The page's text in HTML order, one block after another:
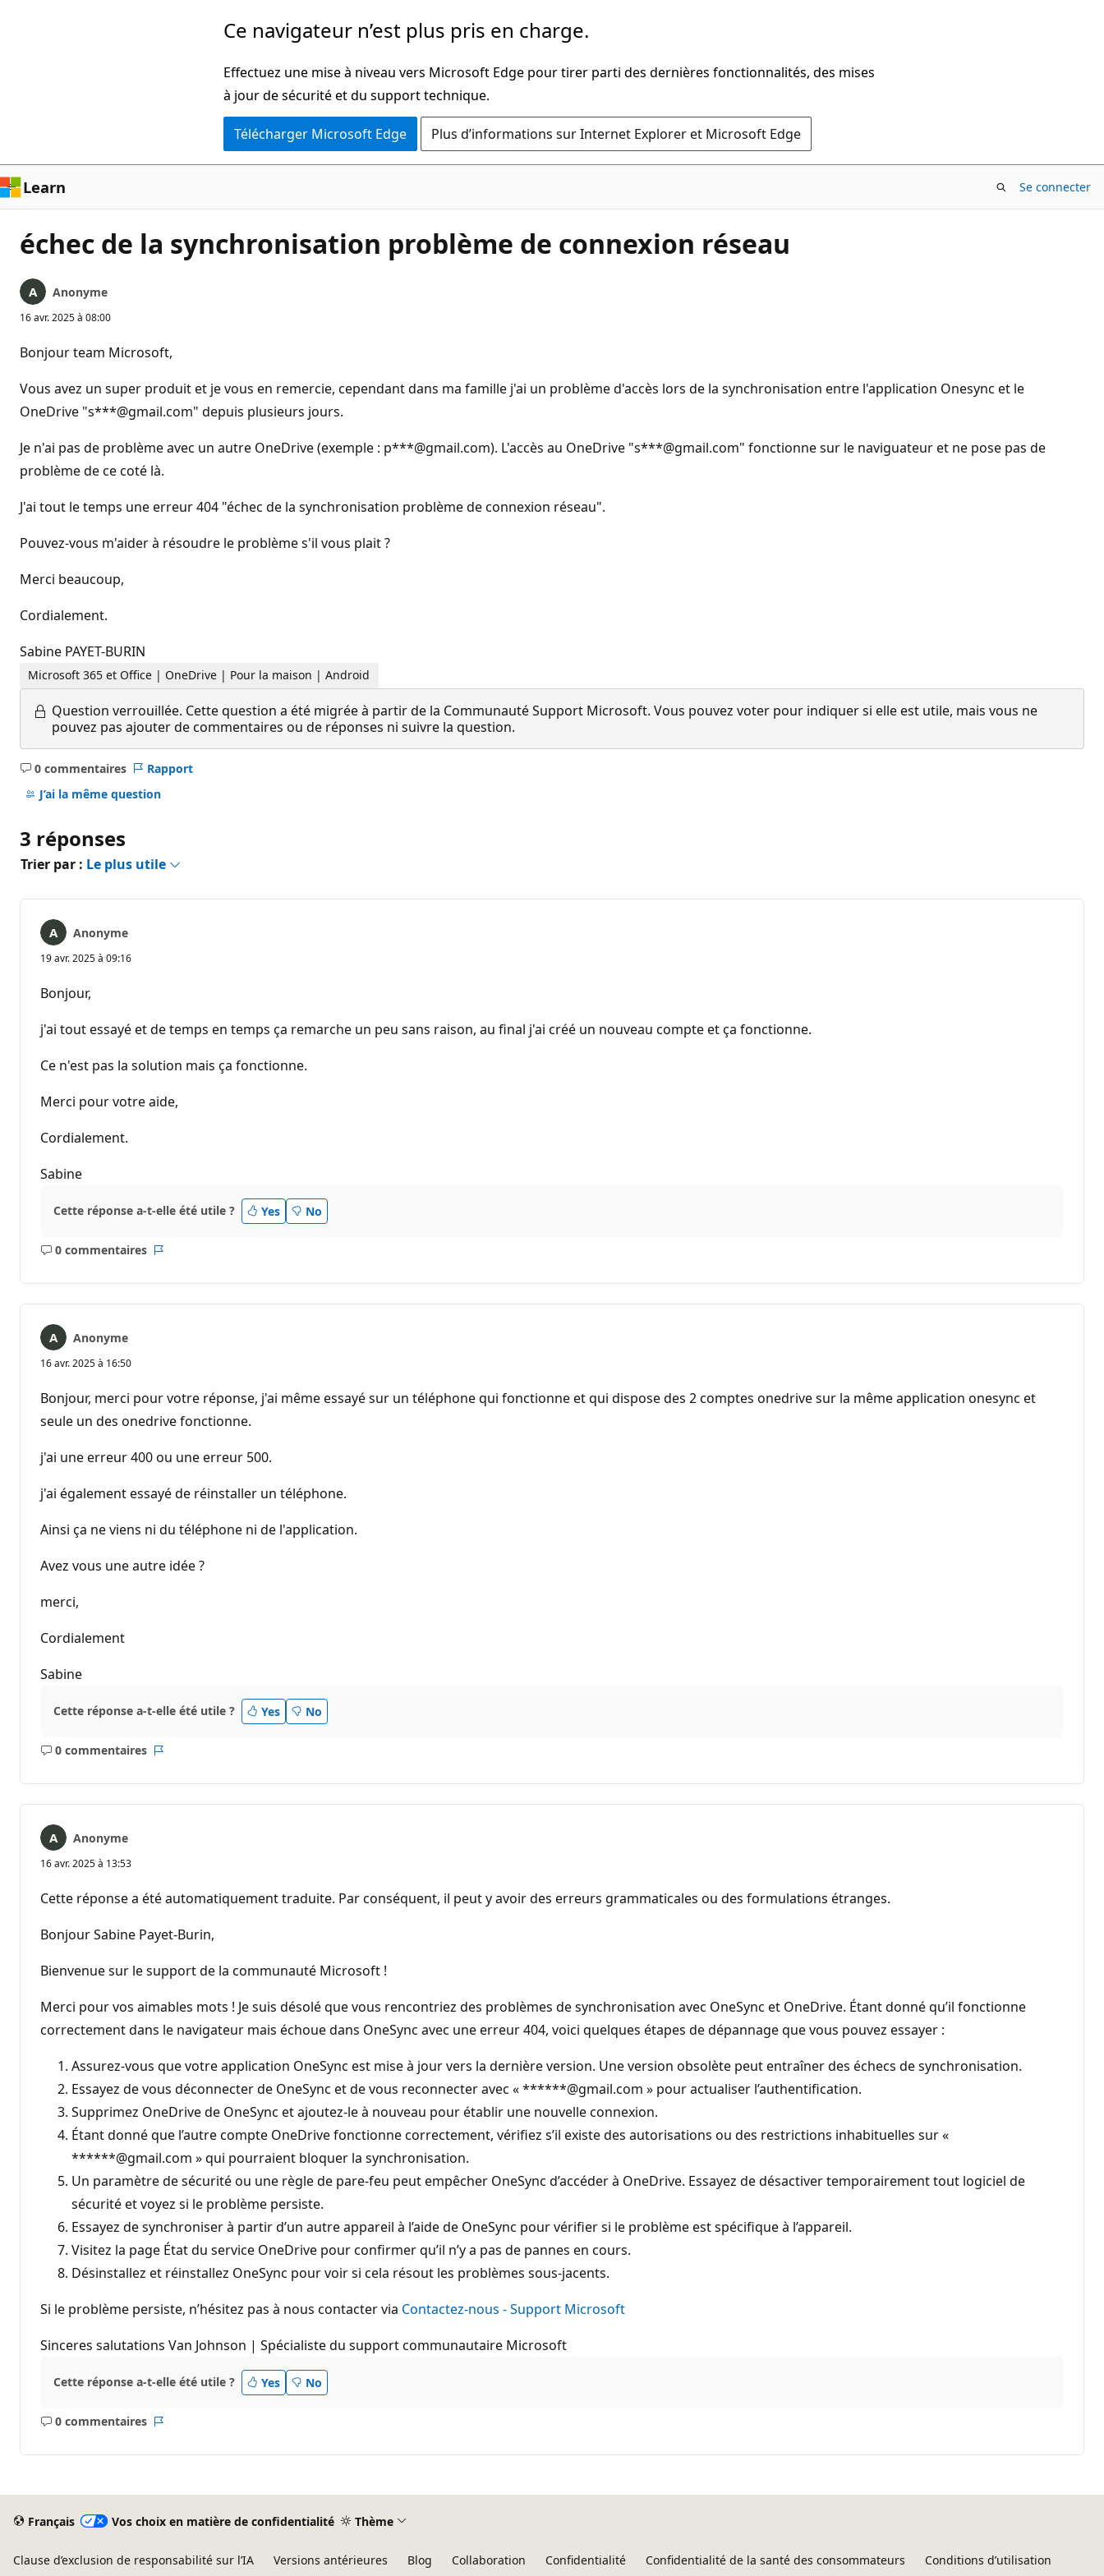
Ce navigateur n’est plus pris en charge.
Effectuez une mise à niveau vers Microsoft Edge pour tirer parti des dernières fonctionnalités, des mises
à jour de sécurité et du support technique.
Télécharger Microsoft Edge Plus d’informations sur Internet Explorer et Microsoft Edge
Learn Se connecter
échec de la synchronisation problème de connexion réseau
Anonyme
16 avr. 2025 à 08:00
Bonjour team Microsoft,
Vous avez un super produit et je vous en remercie, cependant dans ma famille j'ai un problème d'accès lors de la synchronisation entre l'application Onesync et le
OneDrive "s***@gmail.com" depuis plusieurs jours.
Je n'ai pas de problème avec un autre OneDrive (exemple : p***@gmail.com). L'accès au OneDrive "s***@gmail.com" fonctionne sur le naviguateur et ne pose pas de
problème de ce coté là.
J'ai tout le temps une erreur 404 "échec de la synchronisation problème de connexion réseau".
Pouvez-vous m'aider à résoudre le problème s'il vous plait ?
Merci beaucoup,
Cordialement.
Sabine PAYET-BURIN
Microsoft 365 et Office | OneDrive | Pour la maison | Android
Question verrouillée. Cette question a été migrée à partir de la Communauté Support Microsoft. Vous pouvez voter pour indiquer si elle est utile, mais vous ne
pouvez pas ajouter de commentaires ou de réponses ni suivre la question.
0 commentaires
Aucun
commentaire
Rapport
J’ai la même question
3 réponses
Trier par : Le plus utile
Anonyme
19 avr. 2025 à 09:16
Bonjour,
j'ai tout essayé et de temps en temps ça remarche un peu sans raison, au final j'ai créé un nouveau compte et ça fonctionne.
Ce n'est pas la solution mais ça fonctionne.
Merci pour votre aide,
Cordialement.
Sabine
Cette réponse a-t-elle été utile ? Yes No
0 commentaires
Aucun
Anonyme
16 avr. 2025 à 16:50
Bonjour, merci pour votre réponse, j'ai même essayé sur un téléphone qui fonctionne et qui dispose des 2 comptes onedrive sur la même application onesync et
seule un des onedrive fonctionne.
j'ai une erreur 400 ou une erreur 500.
j'ai également essayé de réinstaller un téléphone.
Ainsi ça ne viens ni du téléphone ni de l'application.
Avez vous une autre idée ?
merci,
Cordialement
Sabine
Cette réponse a-t-elle été utile ? Yes No
0 commentaires
Aucun
Anonyme
16 avr. 2025 à 13:53
Cette réponse a été automatiquement traduite. Par conséquent, il peut y avoir des erreurs grammaticales ou des formulations étranges.
Bonjour Sabine Payet-Burin,
Bienvenue sur le support de la communauté Microsoft !
Merci pour vos aimables mots ! Je suis désolé que vous rencontriez des problèmes de synchronisation avec OneSync et OneDrive. Étant donné qu’il fonctionne
correctement dans le navigateur mais échoue dans OneSync avec une erreur 404, voici quelques étapes de dépannage que vous pouvez essayer :
Assurez-vous que votre application OneSync est mise à jour vers la dernière version. Une version obsolète peut entraîner des échecs de synchronisation.
Essayez de vous déconnecter de OneSync et de vous reconnecter avec « ******@gmail.com » pour actualiser l’authentification.
Supprimez OneDrive de OneSync et ajoutez-le à nouveau pour établir une nouvelle connexion.
Étant donné que l’autre compte OneDrive fonctionne correctement, vérifiez s’il existe des autorisations ou des restrictions inhabituelles sur «
******@gmail.com » qui pourraient bloquer la synchronisation.
Un paramètre de sécurité ou une règle de pare-feu peut empêcher OneSync d’accéder à OneDrive. Essayez de désactiver temporairement tout logiciel de
sécurité et voyez si le problème persiste.
Essayez de synchroniser à partir d’un autre appareil à l’aide de OneSync pour vérifier si le problème est spécifique à l’appareil.
Visitez la page État du service OneDrive pour confirmer qu’il n’y a pas de pannes en cours.
Désinstallez et réinstallez OneSync pour voir si cela résout les problèmes sous-jacents.
Si le problème persiste, n’hésitez pas à nous contacter via Contactez-nous - Support Microsoft
Sinceres salutations Van Johnson | Spécialiste du support communautaire Microsoft
Cette réponse a-t-elle été utile ? Yes No
0 commentaires
Aucun
Français Vos choix en matière de confidentialité Thème
Clause d’exclusion de responsabilité sur l’IA Versions antérieures Blog Collaboration Confidentialité Confidentialité de la santé des consommateurs
Conditions d’utilisation